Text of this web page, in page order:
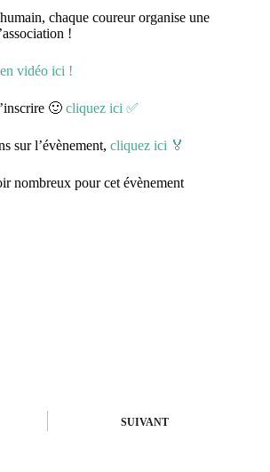
chaque coureur organise une
!
vidéo ici !
🙂 cliquez ici ✅
sur l’évènement, cliquez ici 🏅
nombreux pour cet évènement
SUIVANT